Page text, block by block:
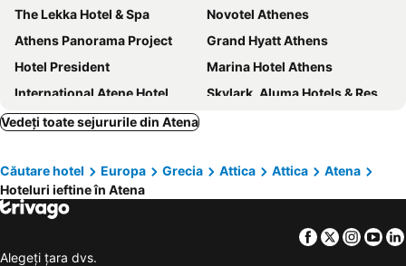
The Lekka Hotel & Spa
Novotel Athenes
Athens Panorama Project
Grand Hyatt Athens
Hotel President
Marina Hotel Athens
International Atene Hotel
Skylark, Aluma Hotels & Resorts
Breeze Boutique Athens
Herodion Hotel
Acropolis View Hotel
Athens One Smart Hotel
Parnon Hotel
Attalos Hotel
Xenophon Hotel
Luwian Athens Boutique Hotel
Vedeți toate sejururile din Atena
Căutare hotel Europa Grecia Attica Attica
Atena
Hoteluri ieftine în Atena
Facebook
Twitter
Alegeţi ţara dvs.